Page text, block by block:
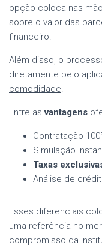
opção coloca nas
sobre o valor das
financeiro.
Além disso, o
diretamente pelo
comodidade.
Entre asvantagens
Contratação
Simulação
Taxas
Análise de
Esses diferenciais
uma referência no
compromisso da